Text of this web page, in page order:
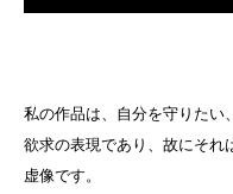
私の作品は、自分を守りたい
欲求の表現であり、故にそれ
虚像です。